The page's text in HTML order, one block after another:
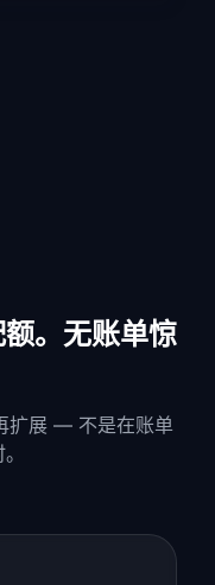
。无账单惊
扩展 — 不是在账单